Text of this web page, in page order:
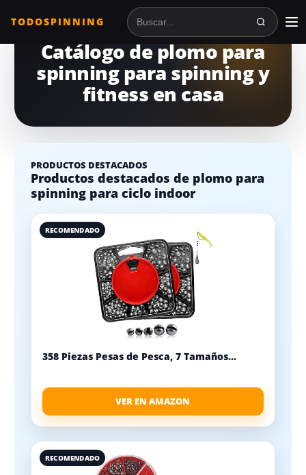
TODOSPINNING Buscar en TodoSpinning
Catálogo de plomo para
spinning para spinning y
fitness en casa
PRODUCTOS DESTACADOS
Productos destacados de plomo para
spinning para ciclo indoor
RECOMENDADO
358 Piezas Pesas de Pesca, 7 Tamaños...
VER EN AMAZON
RECOMENDADO